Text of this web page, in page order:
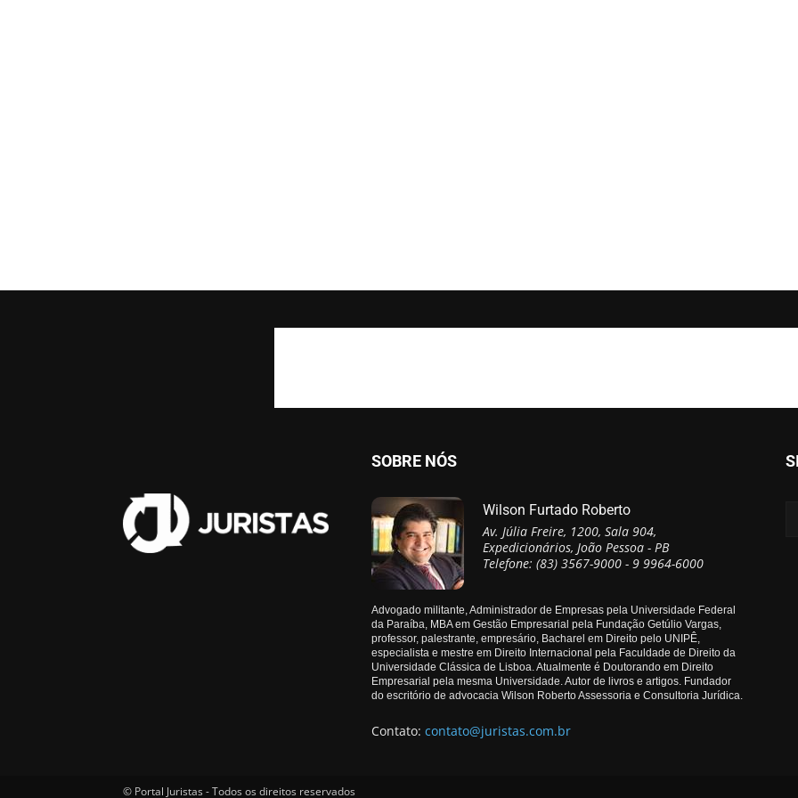
SOBRE NÓS
Wilson Furtado Roberto
Av. Júlia Freire, 1200, Sala 904,
Expedicionários, João Pessoa - PB
Telefone: (83) 3567-9000 - 9 9964-6000
Advogado militante, Administrador de Empresas pela Universidade Federal
da Paraíba, MBA em Gestão Empresarial pela Fundação Getúlio Vargas,
professor, palestrante, empresário, Bacharel em Direito pelo UNIPÊ,
especialista e mestre em Direito Internacional pela Faculdade de Direito da
Universidade Clássica de Lisboa. Atualmente é Doutorando em Direito
Empresarial pela mesma Universidade. Autor de livros e artigos. Fundador
do escritório de advocacia Wilson Roberto Assessoria e Consultoria Jurídica.
Contato: contato@juristas.com.br
© Portal Juristas - Todos os direitos reservados